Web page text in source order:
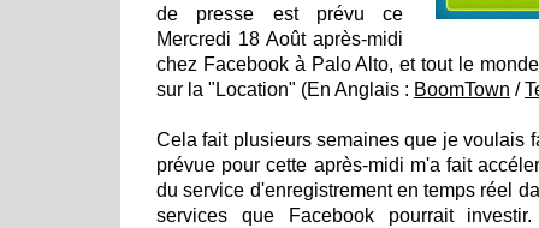
de presse est prévu ce
Mercredi 18 Août après-midi
chez Facebook à Palo Alto, et tout le
sur la "Location" (En Anglais : BoomTown /
Cela fait plusieurs semaines que je voulais
prévue pour cette après-midi m'a fait
du service d'enregistrement en temps réel
services que Facebook pourrait